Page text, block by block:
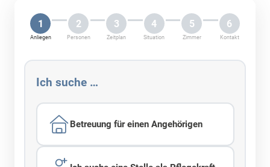
1
Anliegen
2
Personen
3
Zeitplan
4
Situation
5
Zimmer
6
Kontakt
Ich suche …
Betreuung für einen Angehörigen